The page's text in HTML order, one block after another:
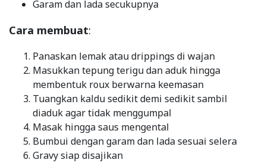
Garam dan lada secukupnya
Cara membuat:
Panaskan lemak atau drippings di wajan
Masukkan tepung terigu dan aduk hingga
membentuk roux berwarna keemasan
Tuangkan kaldu sedikit demi sedikit sambil
diaduk agar tidak menggumpal
Masak hingga saus mengental
Bumbui dengan garam dan lada sesuai selera
Gravy siap disajikan